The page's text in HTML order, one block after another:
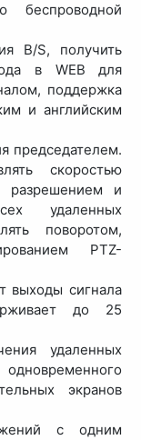
беспроводной
B/S, получить
в WEB для
поддержка
и английским
председателем.
скоростью
разрешением и
удаленных
поворотом,
PTZ-
выходы сигнала
до 25
удаленных
экранов
с одним